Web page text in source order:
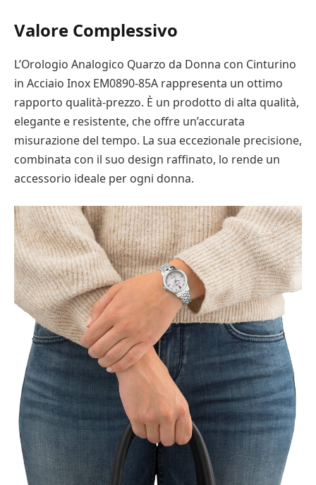
Valore Complessivo
L’Orologio Analogico Quarzo da Donna con Cinturino
in Acciaio Inox EM0890-85A rappresenta un ottimo
rapporto qualità-prezzo. È un prodotto di alta qualità,
elegante e resistente, che offre un’accurata
misurazione del tempo. La sua eccezionale precisione,
combinata con il suo design raffinato, lo rende un
accessorio ideale per ogni donna.